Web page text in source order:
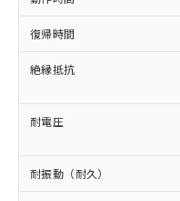
復帰時間
絶縁抵抗
耐電圧
耐振動（耐久）
以下の条件をお
ご利用ください。
本サービ
商品の当
(税抜)を提
当社制御
本サービ
対応予定なし：
定はありません。
調査・確認中：
非含有の対応状
非該当品：ライ
害物質有無と関
仕入先様の事情
いたものが、含
むを得ず変更す
※1 中国
「○」：最大均
基準値以下であ
「×」：最大均
基準値を超えて
「－」：未確認
当社は、